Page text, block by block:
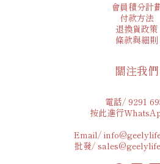
會員積分計
付款方法
退換貨政策
條款與細則
關注我們
電話/ 9291
按此進行
Email/
批發/